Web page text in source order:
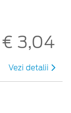
€ 3,04
Vezi detalii